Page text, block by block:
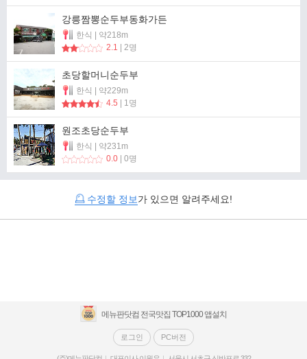
강릉짬뽕순두부동화가든
한식 | 약218m
2.1 | 2명
초당할머니순두부
한식 | 약229m
4.5 | 1명
원조초당순두부
한식 | 약231m
0.0 | 0명
수정할 정보가 있으면 알려주세요!
메뉴판닷컴 전국맛집 TOP1000 앱설치
로그인 PC버전